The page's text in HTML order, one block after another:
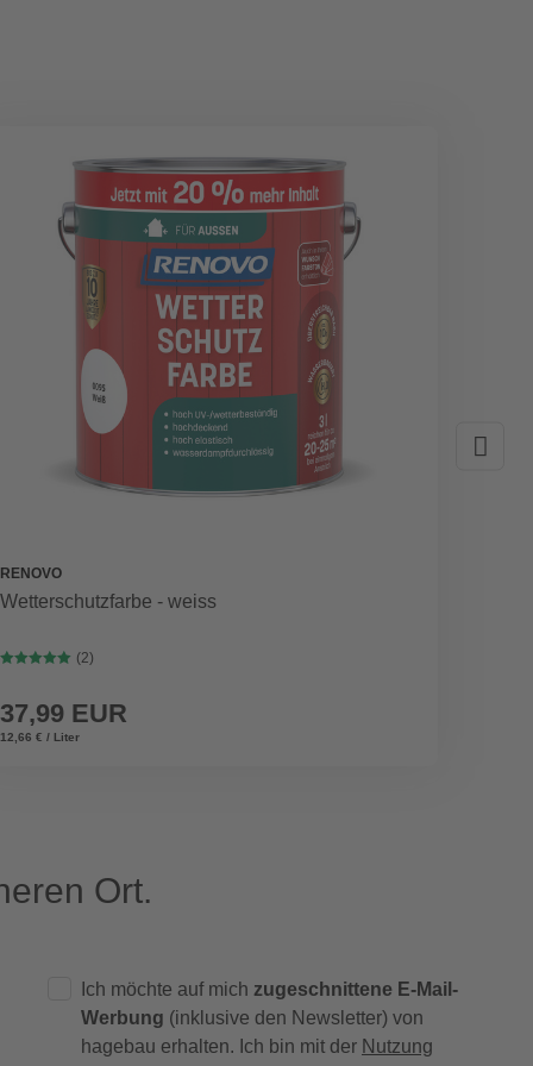
RENOVO
Wetterschutzfarbe - weiss
(2)
37,99 EUR
12,66 € / Liter
Ort.
Ich möchte auf mich zugeschnittene E-Mail-
Werbung (inklusive den Newsletter) von
hagebau erhalten. Ich bin mit der Nutzung